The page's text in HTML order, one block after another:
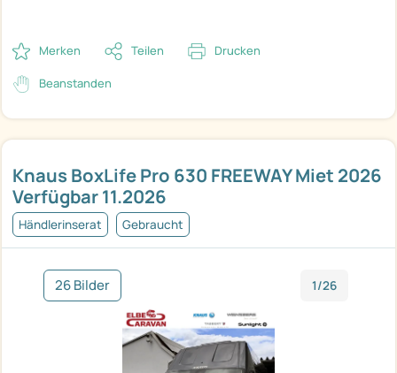
Knaus BoxLife Pro 630 FREEWAY Miet 2026
Verfügbar 11.2026
Händlerinserat Gebraucht
26 Bilder 1/26
Merken Teilen Drucken
Beanstanden